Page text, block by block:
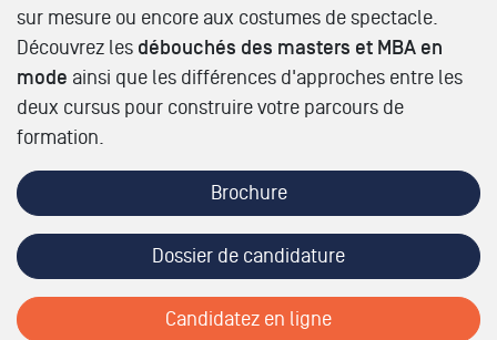
sur mesure ou encore aux costumes de spectacle.
Découvrez les débouchés des masters et MBA en
mode ainsi que les différences d'approches entre les
deux cursus pour construire votre parcours de
formation.
Brochure
Dossier de candidature
Candidatez en ligne